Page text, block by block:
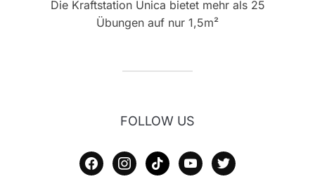
Die Kraftstation Unica bietet mehr als 25
Übungen auf nur 1,5m²
FOLLOW US
facebookinstagram
tiktok youtubetwitter